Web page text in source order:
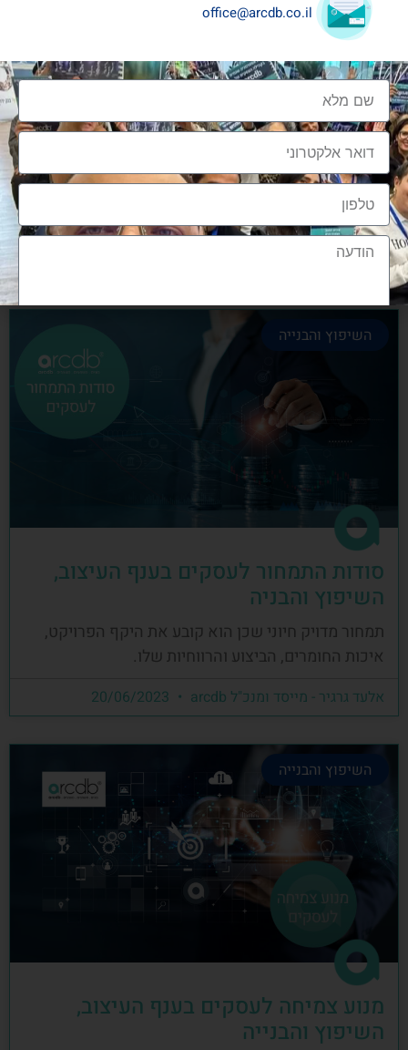
שיתופי פעולה בענף העיצוב והבניה
שיתופי פעולה בענף העיצוב והבניה הם מתכון הכרחי
להצלחה, לנו בארכדיבי יש את הניסיון והיכולת
אלעד גרגיר - מייסד ומנכ"ל arcdb
השיפוץ והבנייה
סודות התמחור לעסקים בענף העיצוב,
השיפוץ והבניה
תמחור מדויק חיוני שכן הוא קובע את היקף הפרויקט,
איכות החומרים, הביצוע והרווחיות שלו.
אלעד גרגיר - מייסד ומנכ"ל arcdb
השיפוץ והבנייה
מנוע צמיחה לעסקים בענף העיצוב,
השיפוץ והבנייה
office@arcdb.co.il
הצטרפות לקהילה